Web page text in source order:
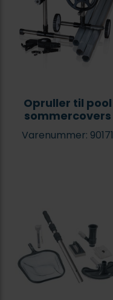
Opruller til pool
sommercovers
Varenummer: 90171